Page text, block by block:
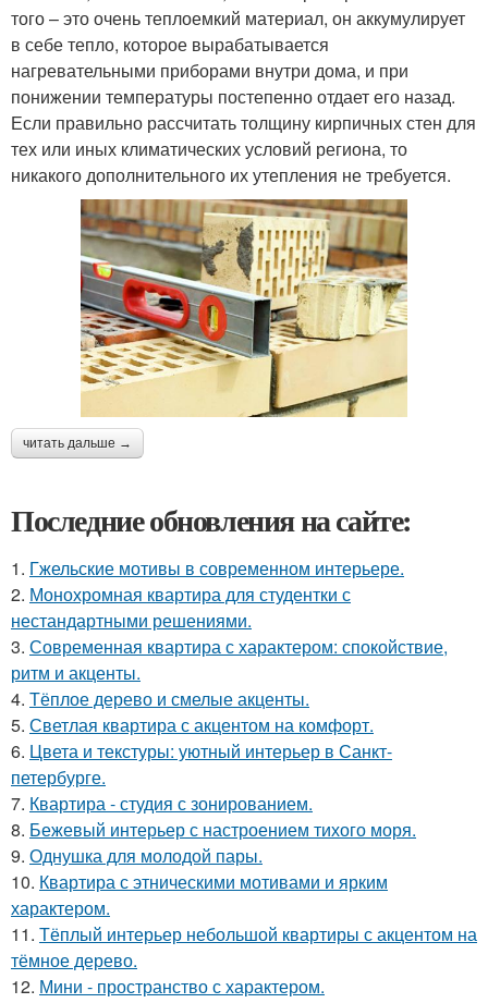
того – это очень теплоемкий материал, он аккумулирует
в себе тепло, которое вырабатывается
нагревательными приборами внутри дома, и при
понижении температуры постепенно отдает его назад.
Если правильно рассчитать толщину кирпичных стен для
тех или иных климатических условий региона, то
никакого дополнительного их утепления не требуется.
читать дальше →
Последние обновления на сайте:
1. Гжельские мотивы в современном интерьере.
2. Монохромная квартира для студентки с
нестандартными решениями.
3. Современная квартира с характером: спокойствие,
ритм и акценты.
4. Тёплое дерево и смелые акценты.
5. Светлая квартира с акцентом на комфорт.
6. Цвета и текстуры: уютный интерьер в Санкт-
петербурге.
7. Квартира - студия с зонированием.
8. Бежевый интерьер с настроением тихого моря.
9. Однушка для молодой пары.
10. Квартира с этническими мотивами и ярким
характером.
11. Тёплый интерьер небольшой квартиры с акцентом на
тёмное дерево.
12. Мини - пространство с характером.